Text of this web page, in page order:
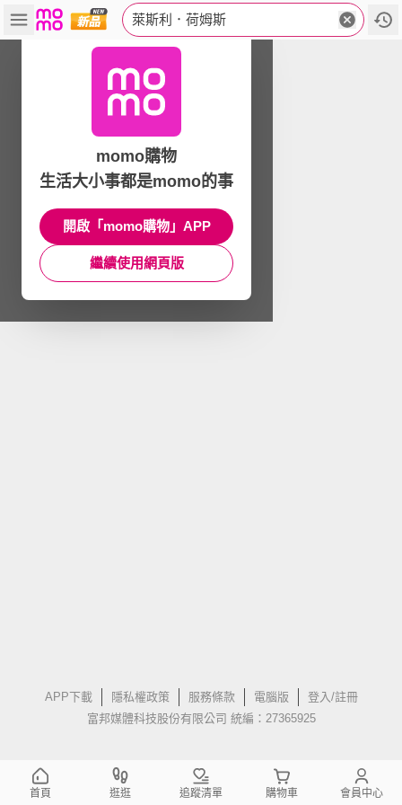
萊斯利．荷姆斯
APP下載 隱私權政策 服務條款 電腦版
登入/註冊
富邦媒體科技股份有限公司 統編：27365925
momo購物
生活大小事都是momo的事
開啟「momo購物」APP
繼續使用網頁版
首頁 逛逛 追蹤清單 購物車 會員中心